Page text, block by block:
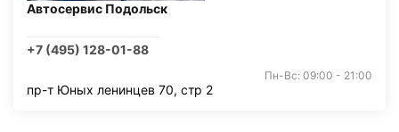
Автосервис Подольск
+7 (495) 128-01-88
Пн-Вс: 09:00 - 21:00
пр-т Юных ленинцев 70, стр 2